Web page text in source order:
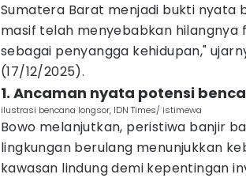
Sumatera Barat menjadi bukti nyata
masif telah menyebabkan hilangnya
sebagai penyangga kehidupan,"
(17/12/2025).
1. Ancaman nyata potensi
ilustrasi bencana longsor, IDN Times/ istimewa
Bowo melanjutkan, peristiwa banjir
lingkungan berulang menunjukkan
kawasan lindung demi kepentingan